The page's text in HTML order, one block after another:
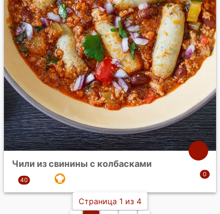
Чили из свинины с колбасками
Страница 1 из 4